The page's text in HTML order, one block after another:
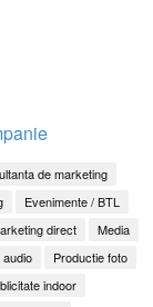
de marketing
Evenimente / BTL
direct
Media
audio
Productie foto
indoor